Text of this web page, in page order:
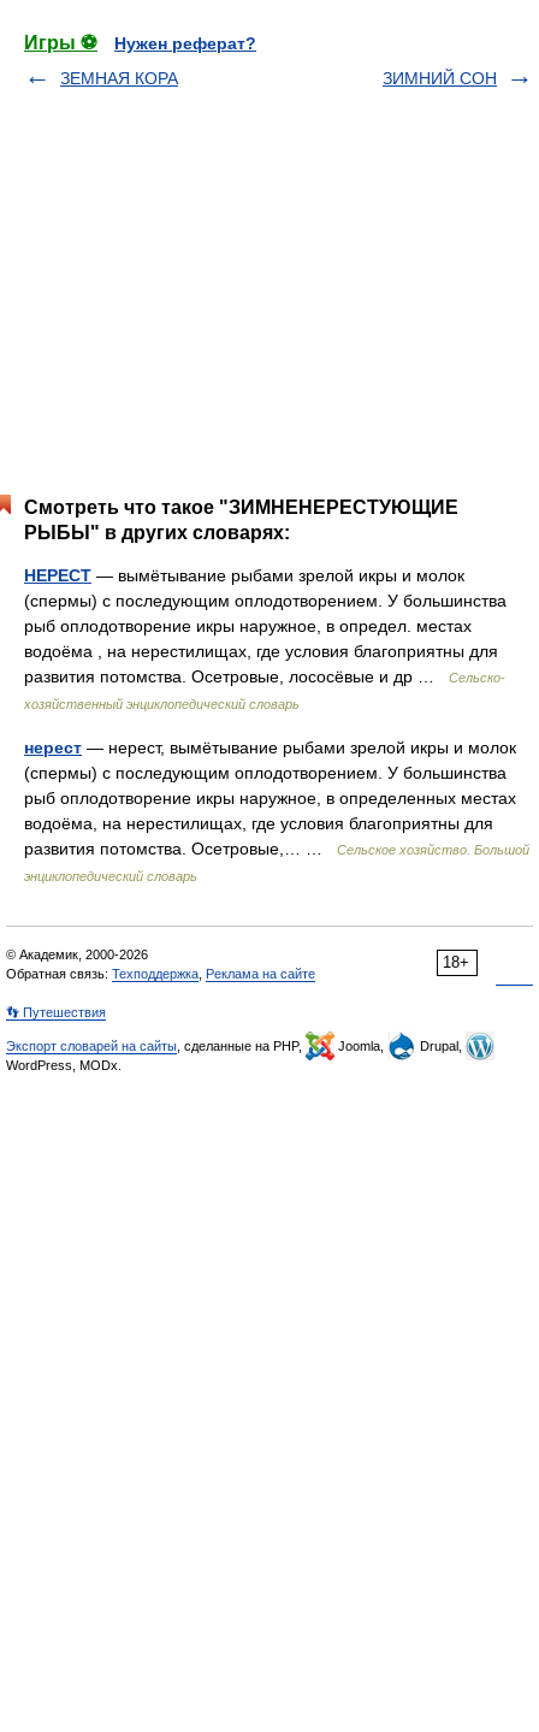
Игры ⚽
Нужен реферат?
ЗЕМНАЯ КОРА
ЗИМНИЙ СОН
Смотреть что такое "ЗИМНЕНЕРЕСТУЮЩИЕ
РЫБЫ" в других словарях:
НЕРЕСТ — вымётывание рыбами зрелой икры и молок
(спермы) с последующим оплодотворением. У большинства
рыб оплодотворение икры наружное, в определ. местах
водоёма , на нерестилищах, где условия благоприятны для
развития потомства. Осетровые, лососёвые и др …
Сельско-
хозяйственный энциклопедический словарь
нерест — нерест, вымётывание рыбами зрелой икры и молок
(спермы) с последующим оплодотворением. У большинства
рыб оплодотворение икры наружное, в определенных местах
водоёма, на нерестилищах, где условия благоприятны для
развития потомства. Осетровые,… …
Сельское хозяйство. Большой
энциклопедический словарь
18+
© Академик, 2000-2026
Обратная связь: Техподдержка Реклама на сайте
👣 Путешествия
Экспорт словарей на сайты , сделанные на PHP, Joomla,
Drupal,
WordPress, MODx.